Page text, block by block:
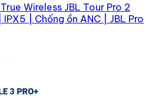
Wireless JBL Tour Pro 2
| Chống ồn ANC | JBL Pro